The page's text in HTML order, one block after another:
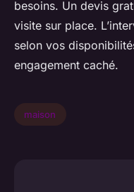
besoins. Un devis
visite sur place.
selon vos
engagement caché.
maison